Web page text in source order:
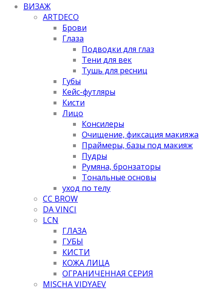
ВИЗАЖ
ARTDECO
Брови
Глаза
Подводки для глаз
Тени для век
Тушь для ресниц
Губы
Кейс-футляры
Кисти
Лицо
Консилеры
Очищение, фиксация макияжа
Праймеры, базы под макияж
Пудры
Румяна, бронзаторы
Тональные основы
уход по телу
CC BROW
DA VINCI
LCN
ГЛАЗА
ГУБЫ
КИСТИ
КОЖА ЛИЦА
ОГРАНИЧЕННАЯ СЕРИЯ
MISCHA VIDYAEV